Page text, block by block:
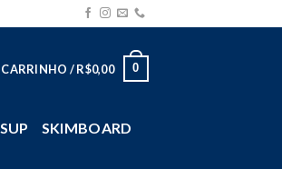
CARRINHO /R$0,00 0
SUP SKIMBOARD